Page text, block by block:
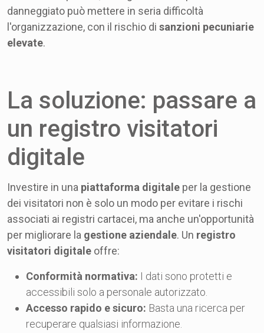
danneggiato può mettere in seria difficoltà
l'organizzazione, con il rischio di sanzioni pecuniarie
elevate.
La soluzione: passare a
un registro visitatori
digitale
Investire in una piattaforma digitale per la gestione
dei visitatori non è solo un modo per evitare i rischi
associati ai registri cartacei, ma anche un'opportunità
per migliorare la gestione aziendale. Un registro
visitatori digitale offre:
Conformità normativa: I dati sono protetti e
accessibili solo a personale autorizzato.
Accesso rapido e sicuro: Basta una ricerca per
recuperare qualsiasi informazione.